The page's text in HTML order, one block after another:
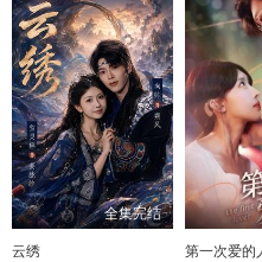
全集完结
云绣 第一次爱的